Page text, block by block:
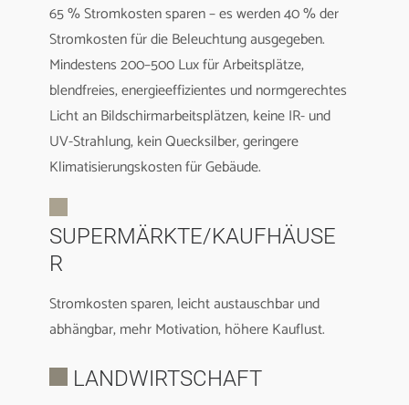
65 % Stromkosten sparen – es werden 40 % der
Stromkosten für die Beleuchtung ausgegeben.
Mindestens 200–500 Lux für Arbeitsplätze,
blendfreies, energieeffizientes und normgerechtes
Licht an Bildschirmarbeitsplätzen, keine IR- und
UV-Strahlung, kein Quecksilber, geringere
Klimatisierungskosten für Gebäude.
SUPERMÄRKTE/KAUFHÄUSE
R
Stromkosten sparen, leicht austauschbar und
abhängbar, mehr Motivation, höhere Kauflust.
LANDWIRTSCHAFT